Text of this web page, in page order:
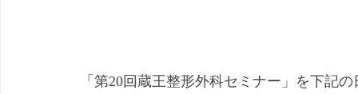
「 第20回蔵王整形外科セミナー 」を下記